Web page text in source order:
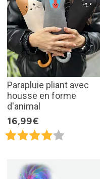
Parapluie pliant avec
housse en forme
d'animal
16,99€